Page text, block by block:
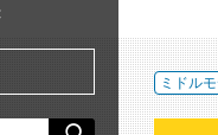
ミドル